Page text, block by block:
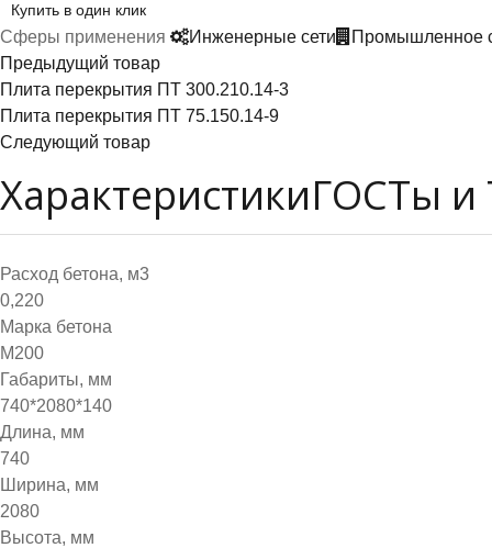
Купить в один клик
Сферы применения Инженерные сети
Промышленное
Предыдущий товар
Плита перекрытия ПТ 300.210.14-3
Плита перекрытия ПТ 75.150.14-9
Следующий товар
ХарактеристикиГОСТы и
Расход бетона, м3
0,220
Марка бетона
М200
Габариты, мм
740*2080*140
Длина, мм
740
Ширина, мм
2080
Высота, мм